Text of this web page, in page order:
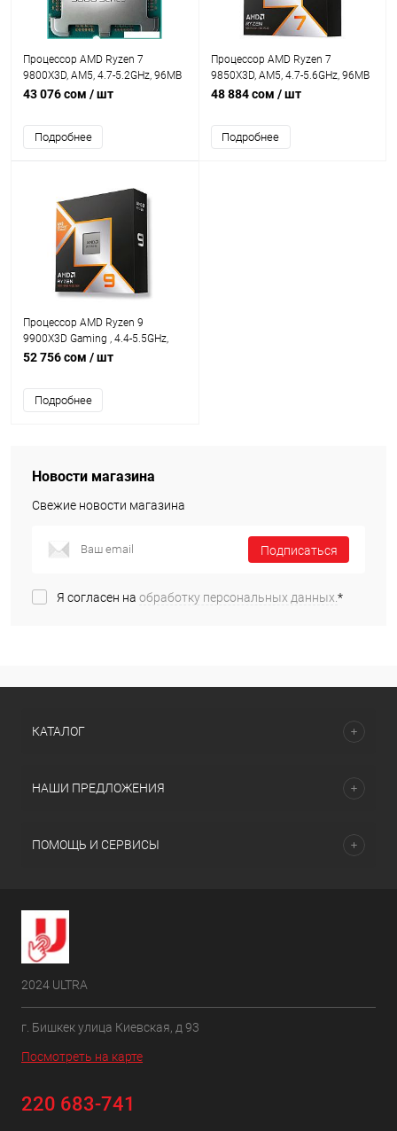
Процессор AMD Ryzen 7
9800X3D, AM5, 4.7-5.2GHz, 96MB
Cache-L3, AMD Radeon™ Graphics,
43 076 сом / шт
Подробнее
Процессор AMD Ryzen 7
9850X3D, AM5, 4.7-5.6GHz, 96MB
Cache-L3, AMD Radeon™ Graphics,
48 884 сом / шт
Подробнее
Процессор AMD Ryzen 9
9900X3D Gaming , 4.4-5.5GHz,
128MB Cache-L3, AMD Radeon™
Tray
52 756 сом / шт
Подробнее
Новости магазина
Свежие новости магазина
Подписаться
Я согласен на обработку персональных данных.*
КАТАЛОГ
НАШИ ПРЕДЛОЖЕНИЯ
ПОМОЩЬ И СЕРВИСЫ
2024 ULTRA
г. Бишкек улица Киевская, д 93
Посмотреть на карте
220 683-741